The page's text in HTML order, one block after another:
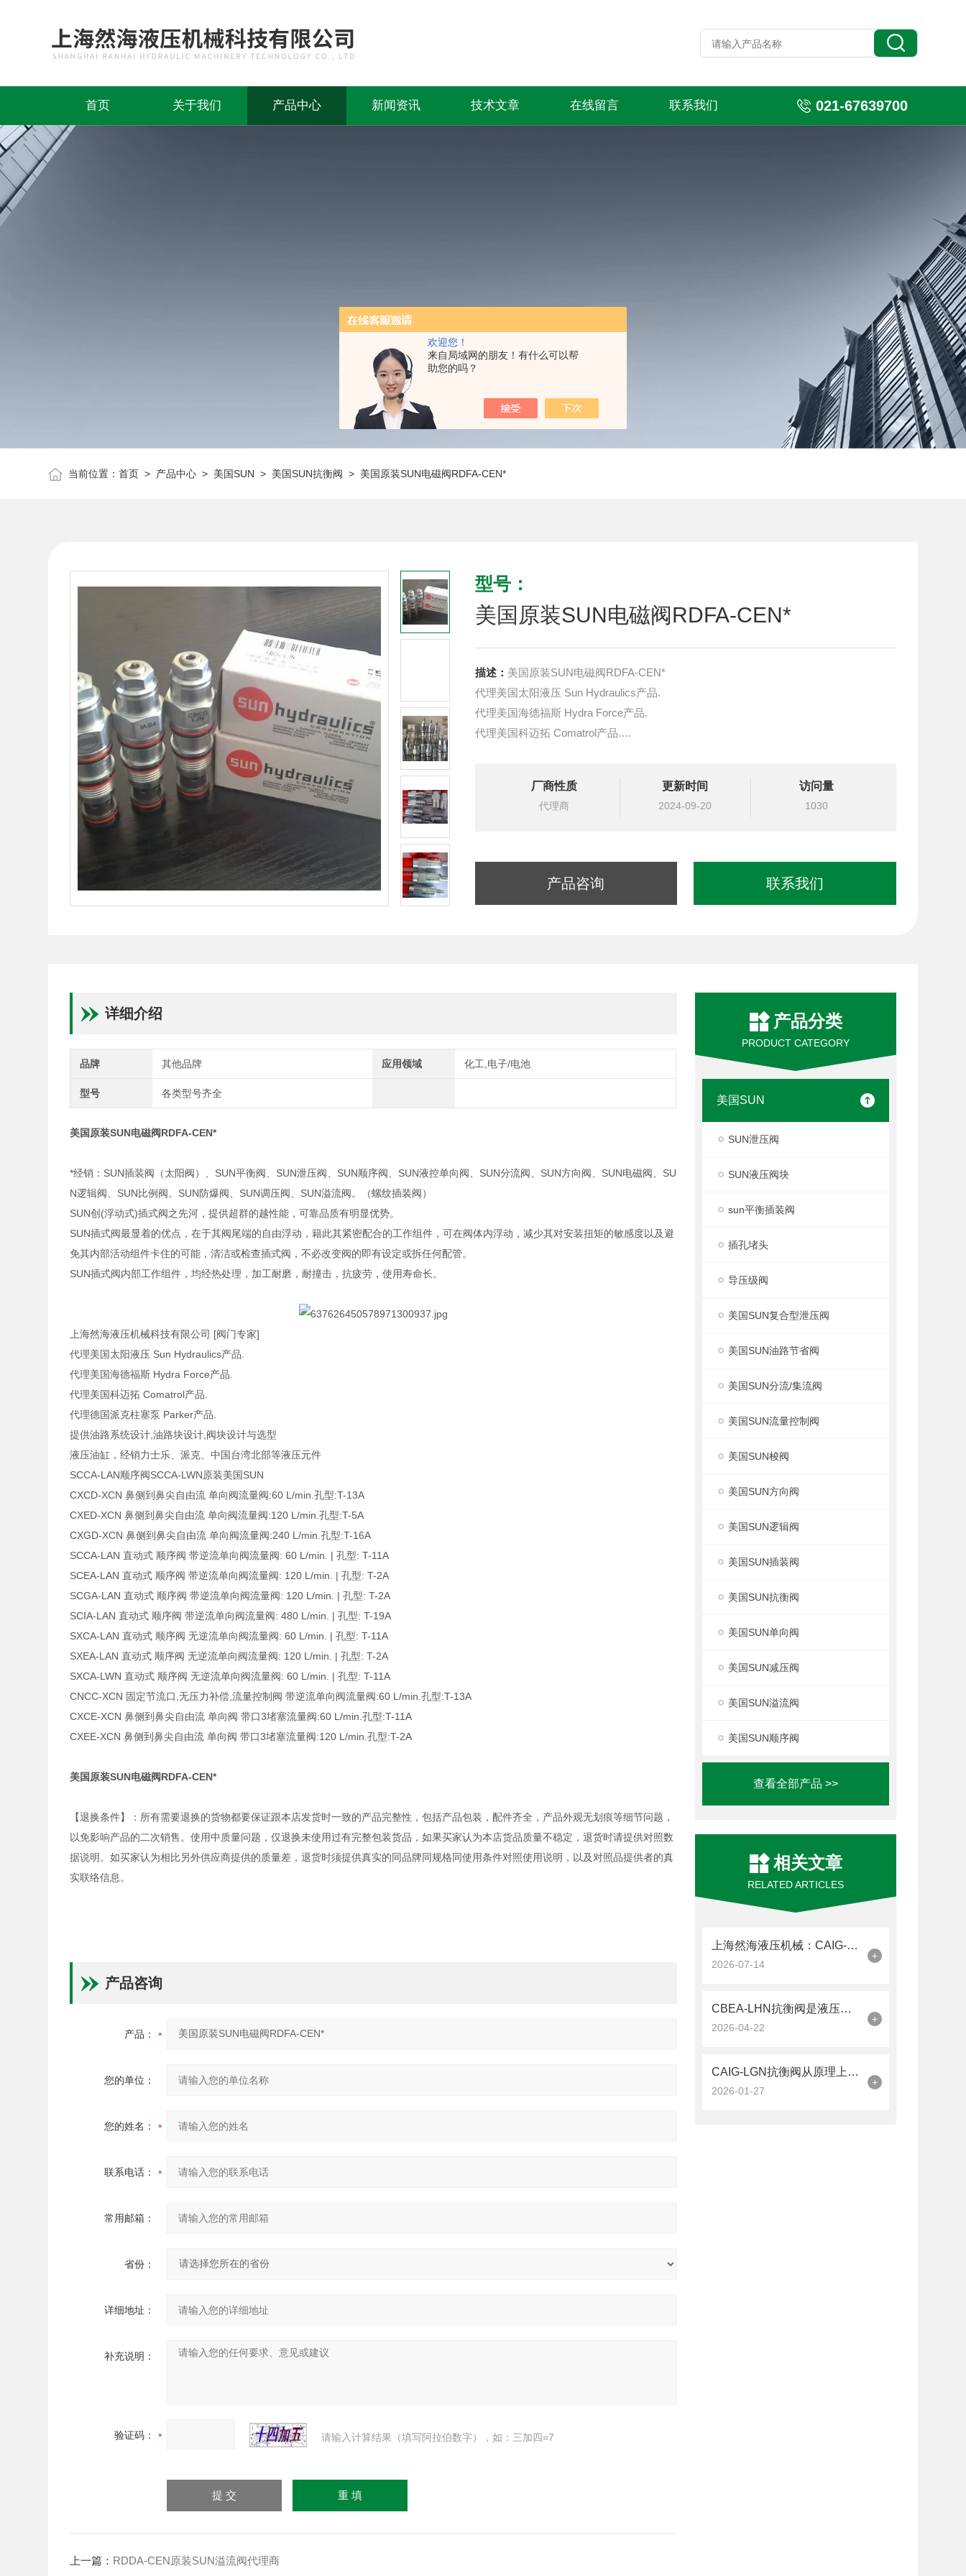
欢迎您！
来自局域网的朋友！有什么可以帮
助您的吗？
首页 关于我们 产品中心 新闻资讯 技术文章 在线留言 联系我们 021-67639700
当前位置：首页 > 产品中心 > 美国SUN > 美国SUN抗衡阀 > 美国原装SUN电磁阀RDFA-CEN*
型号：
美国原装SUN电磁阀RDFA-CEN*
描述： 美国原装SUN电磁阀RDFA-CEN*
代理美国太阳液压 Sun Hydraulics产品.
代理美国海德福斯 Hydra Force产品.
代理美国科迈拓 Comatrol产品.
液压油缸，经销力士乐、派克、中国台湾北部等液压元件
厂商性质
代理商
更新时间
2024-09-20
访问量
1030
产品咨询 联系我们
产品分类
PRODUCT CATEGORY
美国SUN
SUN泄压阀
SUN液压阀块
sun平衡插装阀
插孔堵头
导压级阀
美国SUN复合型泄压阀
美国SUN油路节省阀
美国SUN分流/集流阀
美国SUN流量控制阀
美国SUN梭阀
美国SUN方向阀
美国SUN逻辑阀
美国SUN插装阀
美国SUN抗衡阀
美国SUN单向阀
美国SUN减压阀
美国SUN溢流阀
美国SUN顺序阀
查看全部产品 >>
相关文章
RELATED ARTICLES
上海然海液压机械：CAIG-LGN抗衡阀的品质之选——实测数据解析
2026-07-14
+
CBEA-LHN抗衡阀是液压系统中的平衡卫士
2026-04-22
+
CAIG-LGN抗衡阀从原理上可分解为以下三个层面
2026-01-27
+
详细介绍
品牌 其他品牌 应用领域 化工,电子/电池
型号 各类型号齐全
美国原装SUN电磁阀RDFA-CEN*
*经销：SUN插装阀（太阳阀）、SUN平衡阀、SUN泄压阀、SUN顺序阀、SUN液控单向阀、SUN分流阀、SUN方向阀、SUN电磁阀、SU
N逻辑阀、SUN比例阀。SUN防爆阀、SUN调压阀、SUN溢流阀。（螺纹插装阀）
SUN创(浮动式)插式阀之先河，提供超群的越性能，可靠品质有明显优势。
SUN插式阀最显着的优点，在于其阀尾端的自由浮动，籍此其紧密配合的工作组件，可在阀体内浮动，减少其对安装扭矩的敏感度以及避
免其内部活动组件卡住的可能，清洁或检查插式阀，不必改变阀的即有设定或拆任何配管。
SUN插式阀内部工作组件，均经热处理，加工耐磨，耐撞击，抗疲劳，使用寿命长。
上海然海液压机械科技有限公司 [阀门专家]
代理美国太阳液压 Sun Hydraulics产品.
代理美国海德福斯 Hydra Force产品.
代理美国科迈拓 Comatrol产品.
代理德国派克柱塞泵 Parker产品.
提供油路系统设计,油路块设计,阀块设计与选型
液压油缸，经销力士乐、派克、中国台湾北部等液压元件
SCCA-LAN顺序阀SCCA-LWN原装美国SUN
CXCD-XCN 鼻侧到鼻尖自由流 单向阀流量阀:60 L/min.孔型:T-13A
CXED-XCN 鼻侧到鼻尖自由流 单向阀流量阀:120 L/min.孔型:T-5A
CXGD-XCN 鼻侧到鼻尖自由流 单向阀流量阀:240 L/min.孔型:T-16A
SCCA-LAN 直动式 顺序阀 带逆流单向阀流量阀: 60 L/min. | 孔型: T-11A
SCEA-LAN 直动式 顺序阀 带逆流单向阀流量阀: 120 L/min. | 孔型: T-2A
SCGA-LAN 直动式 顺序阀 带逆流单向阀流量阀: 120 L/min. | 孔型: T-2A
SCIA-LAN 直动式 顺序阀 带逆流单向阀流量阀: 480 L/min. | 孔型: T-19A
SXCA-LAN 直动式 顺序阀 无逆流单向阀流量阀: 60 L/min. | 孔型: T-11A
SXEA-LAN 直动式 顺序阀 无逆流单向阀流量阀: 120 L/min. | 孔型: T-2A
SXCA-LWN 直动式 顺序阀 无逆流单向阀流量阀: 60 L/min. | 孔型: T-11A
CNCC-XCN 固定节流口,无压力补偿,流量控制阀 带逆流单向阀流量阀:60 L/min.孔型:T-13A
CXCE-XCN 鼻侧到鼻尖自由流 单向阀 带口3堵塞流量阀:60 L/min.孔型:T-11A
CXEE-XCN 鼻侧到鼻尖自由流 单向阀 带口3堵塞流量阀:120 L/min.孔型:T-2A
美国原装SUN电磁阀RDFA-CEN*
【退换条件】：所有需要退换的货物都要保证跟本店发货时一致的产品完整性，包括产品包装，配件齐全，产品外观无划痕等细节问题，
以免影响产品的二次销售。使用中质量问题，仅退换未使用过有完整包装货品，如果买家认为本店货品质量不稳定，退货时请提供对照数
据说明。如买家认为相比另外供应商提供的质量差，退货时须提供真实的同品牌同规格同使用条件对照使用说明，以及对照品提供者的真
实联络信息。
产品咨询
产品：
您的单位：
您的姓名：
联系电话：
常用邮箱：
省份：
详细地址：
补充说明：
验证码： 请输入计算结果（填写阿拉伯数字），如：三加四=7
上一篇： RDDA-CEN原装SUN溢流阀代理商